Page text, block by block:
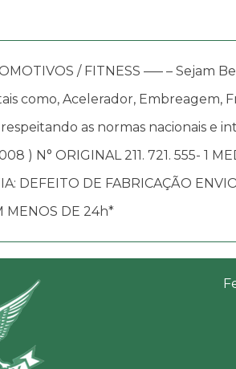
/ FITNESS —– – Sejam
como, Acelerador, Embreagem,
as normas nacionais e
) N° ORIGINAL 211. 721. 555- 1
DEFEITO DE FABRICAÇÃO
MENOS DE 24h*